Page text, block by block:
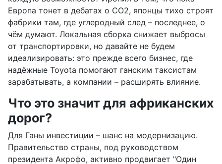
Европа тонет в дебатах о CO2, японцы тихо строят
фабрики там, где углеродный след – последнее, о
чём думают. Локальная сборка снижает выбросы
от транспортировки, но давайте не будем
идеализировать: это прежде всего бизнес, где
надёжные Toyota помогают ганским таксистам
зарабатывать, а компании – расширять влияние.
Что это значит для африканских
дорог?
Для Ганы инвестиции – шанс на модернизацию.
Правительство страны, под руководством
президента Акрофо, активно продвигает "Один